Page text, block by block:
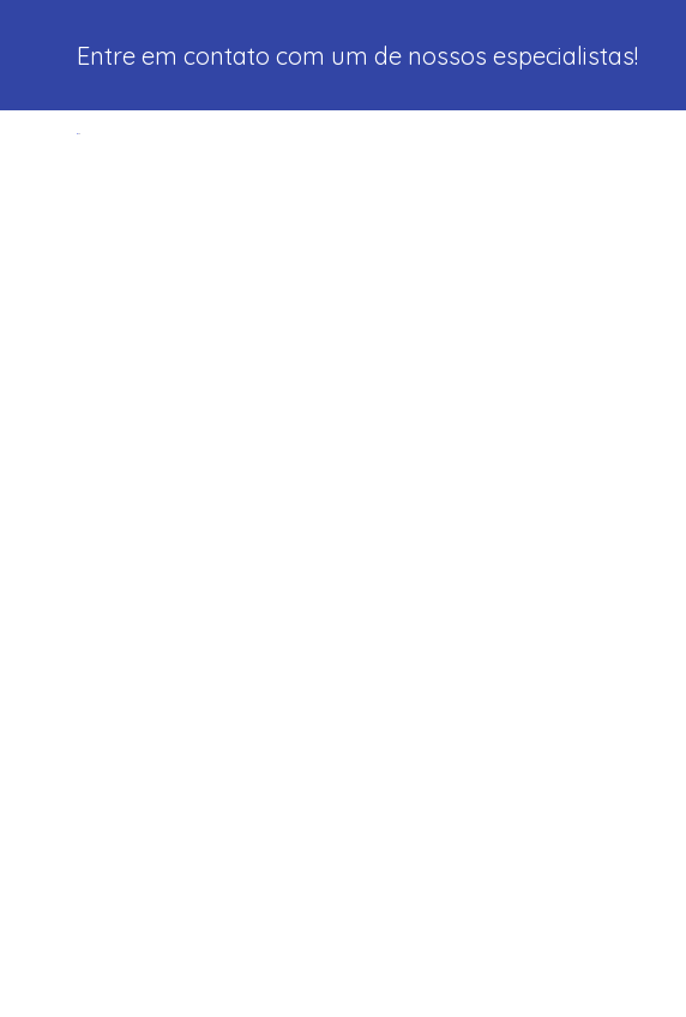
Entre em contato com um de nossos especialistas!